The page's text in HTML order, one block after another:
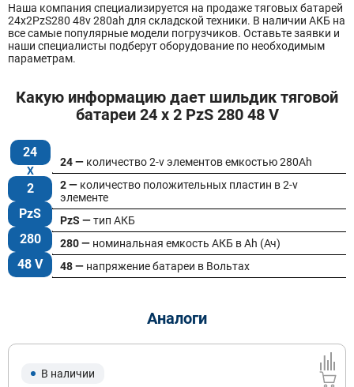
Наша компания специализируется на продаже тяговых батарей
24х2PzS280 48v 280ah для складской техники. В наличии АКБ на
все самые популярные модели погрузчиков. Оставьте заявки и
наши специалисты подберут оборудование по необходимым
параметрам.
Какую информацию дает шильдик тяговой
батареи 24 x 2 PzS 280 48 V
24
2
PzS
280
48 V
24 — количество 2-v элементов емкостью 280Ah
48 — напряжение батареи в Вольтах
2 — количество положительных пластин в 2-v
элементе
280 — номинальная емкость АКБ в Ah (Ач)
PzS —тип АКБ
Аналоги
В наличии